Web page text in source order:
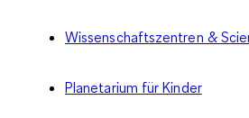
Wissenschaftszentren &
Planetarium für Kinder